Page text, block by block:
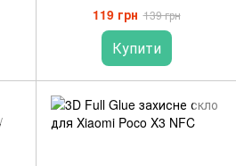
119 грн 139 грн
Купити